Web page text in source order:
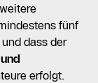
fünf
dass der
erfolgt.